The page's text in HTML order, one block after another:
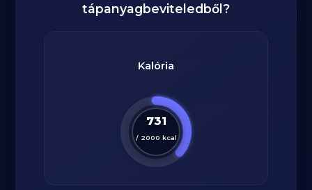
tápanyagbeviteledből?
Kalória
731
/ 2000 kcal